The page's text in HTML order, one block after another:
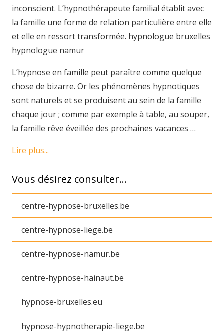
inconscient. L’hypnothérapeute familial établit avec
la famille une forme de relation particulière entre elle
et elle en ressort transformée. hypnologue bruxelles
hypnologue namur
L’hypnose en famille peut paraître comme quelque
chose de bizarre. Or les phénomènes hypnotiques
sont naturels et se produisent au sein de la famille
chaque jour ; comme par exemple à table, au souper,
la famille rêve éveillée des prochaines vacances …
Lire plus...
Vous désirez consulter…
centre-hypnose-bruxelles.be
centre-hypnose-liege.be
centre-hypnose-namur.be
centre-hypnose-hainaut.be
hypnose-bruxelles.eu
hypnose-hypnotherapie-liege.be